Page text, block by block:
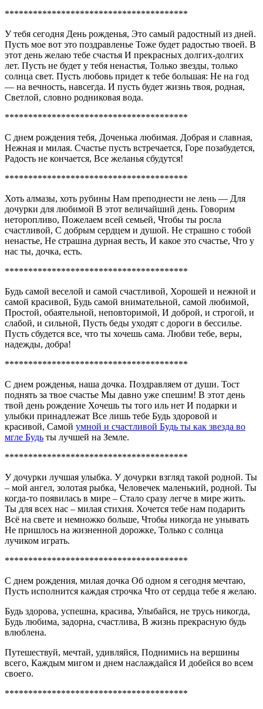
***************************************
У тебя сегодня День рожденья, Это самый радостный из дней.
Пусть мое вот это поздравленье Тоже будет радостью твоей. В
этот день желаю тебе счастья И прекрасных долгих-долгих
лет. Пусть не будет у тебя ненастья, Только звезды, только
солнца свет. Пусть любовь придет к тебе большая: Не на год
— на вечность, навсегда. И пусть будет жизнь твоя, родная,
Светлой, словно родниковая вода.
***************************************
С днем рождения тебя, Доченька любимая. Добрая и славная,
Нежная и милая. Счастье пусть встречается, Горе позабудется,
Радость не кончается, Все желанья сбудутся!
***************************************
Хоть алмазы, хоть рубины Нам преподнести не лень — Для
дочурки для любимой В этот величайший день. Говорим
неторопливо, Пожелаем всей семьей, Чтобы ты росла
счастливой, С добрым сердцем и душой. Не страшно с тобой
ненастье, Не страшна дурная весть, И какое это счастье, Что у
нас ты, дочка, есть.
***************************************
Будь самой веселой и самой счастливой, Хорошей и нежной и
самой красивой, Будь самой внимательной, самой любимой,
Простой, обаятельной, неповторимой, И доброй, и строгой, и
слабой, и сильной, Пусть беды уходят с дороги в бессилье.
Пусть сбудется все, что ты хочешь сама. Любви тебе, веры,
надежды, добра!
***************************************
С днем рожденья, наша дочка. Поздравляем от души. Тост
поднять за твое счастье Мы давно уже спешим! В этот день
твой день рождение Хочешь ты того иль нет И подарки и
улыбки принадлежат Все лишь тебе Будь здоровой и
красивой, Самой умной и счастливой Будь ты как звезда во
мгле Будь ты лучшей на Земле.
***************************************
У дочурки лучшая улыбка. У дочурки взгляд такой родной. Ты
– мой ангел, золотая рыбка, Человечек маленький, родной. Ты
когда-то появилась в мире – Стало сразу легче в мире жить.
Ты для всех нас – милая стихия. Хочется тебе нам подарить
Всё на свете и немножко больше, Чтобы никогда не унывать
Не пришлось на жизненной дорожке, Только с солнца
лучиком играть.
***************************************
С днем рождения, милая дочка Об одном я сегодня мечтаю,
Пусть исполнится каждая строчка Что от сердца тебе я желаю.
Будь здорова, успешна, красива, Улыбайся, не трусь никогда,
Будь любима, задорна, счастлива, В жизнь прекрасную будь
влюблена.
Путешествуй, мечтай, удивляйся, Поднимись на вершины
всего, Каждым мигом и днем наслаждайся И добейся во всем
своего.
***************************************